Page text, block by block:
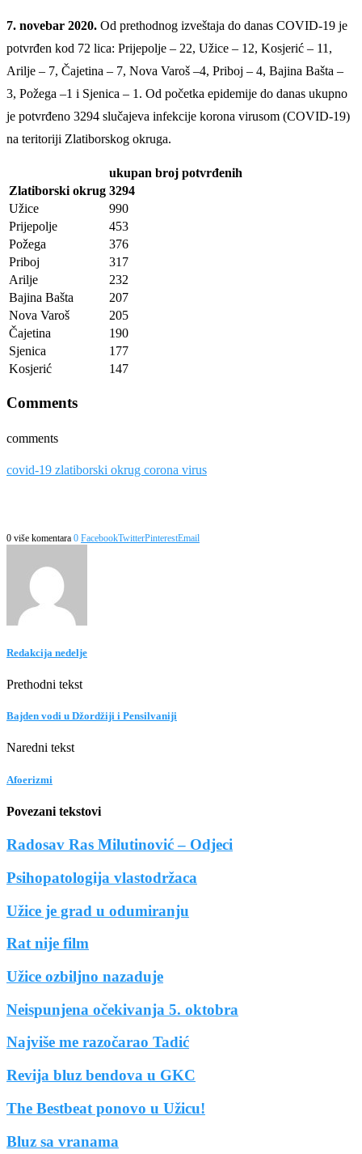
7. novebar 2020. Od prethodnog izveštaja do danas COVID-19 je
potvrđen kod 72 lica: Prijepolje – 22, Užice – 12, Kosjerić – 11,
Arilje – 7, Čajetina – 7, Nova Varoš –4, Priboj – 4, Bajina Bašta –
3, Požega –1 i Sjenica – 1. Od početka epidemije do danas ukupno
je potvrđeno 3294 slučajeva infekcije korona virusom (COVID-19)
na teritoriji Zlatiborskog okruga.
ukupan broj potvrđenih
Zlatiborski okrug 3294
Užice
990
Prijepolje
453
Požega
376
Priboj
317
Arilje
232
Bajina Bašta
207
Nova Varoš
205
Čajetina
190
Sjenica
177
Kosjerić
147
Comments
comments
covid-19 zlatiborski okrug corona virus
0 više komentara 0 FacebookTwitterPinterestEmail
Redakcija nedelje
Prethodni tekst
Bajden vodi u Džordžiji i Pensilvaniji
Naredni tekst
Afoerizmi
Povezani tekstovi
Radosav Ras Milutinović – Odjeci
Psihopatologija vlastodržaca
Užice je grad u odumiranju
Rat nije film
Užice ozbiljno nazaduje
Neispunjena očekivanja 5. oktobra
Najviše me razočarao Tadić
Revija bluz bendova u GKC
The Bestbeat ponovo u Užicu!
Bluz sa vranama